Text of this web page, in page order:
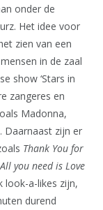
onder de
Het idee voor
zien van een
in de zaal
show ‘Stars in
zangeres en
Madonna,
Daarnaast zijn er
Thank You for
All you need is Love
look-a-likes zijn,
durend